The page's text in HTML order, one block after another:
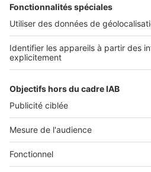
Actualités pro
Nous contacter
Connexion à My SeLoger Pro
Espace Presse